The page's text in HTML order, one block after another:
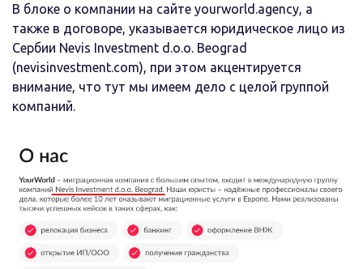
В блоке о компании на сайте yourworld.agency, а
также в договоре, указывается юридическое лицо из
Сербии Nevis Investment d.o.o. Beograd
(nevisinvestment.com), при этом акцентируется
внимание, что тут мы имеем дело с целой группой
компаний.